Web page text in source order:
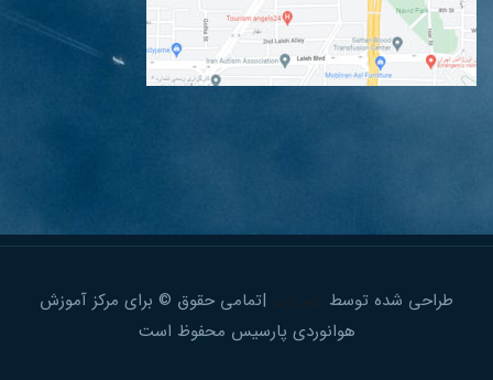
طراحی شده توسط
|تمامی حقوق © برای مرکز آموزش
هوانوردی پارسیس محفوظ است